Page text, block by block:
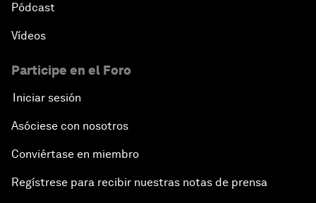
Pódcast
Vídeos
Participe en el Foro
Iniciar sesión
Asóciese con nosotros
Conviértase en miembro
Regístrese para recibir nuestras notas de prensa